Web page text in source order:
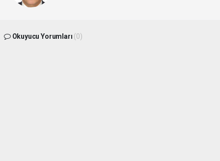
Okuyucu Yorumları (0)